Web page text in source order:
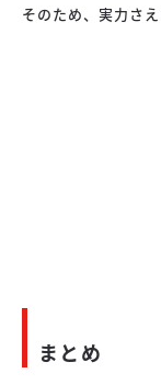
そのため、実力さ
まとめ